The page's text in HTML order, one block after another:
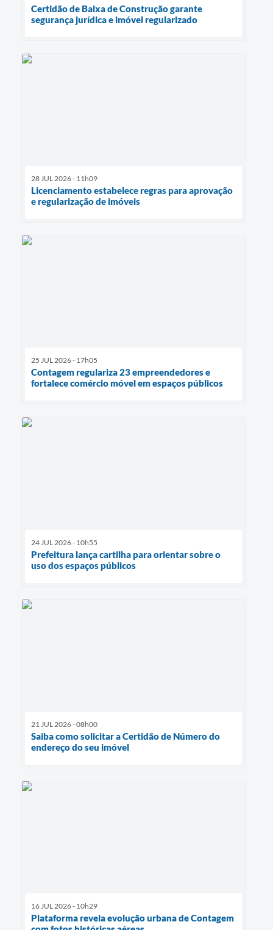
Certidão de Baixa de Construção garante
segurança jurídica e imóvel regularizado
28 JUL 2026 - 11h09
Licenciamento estabelece regras para aprovação
e regularização de imóveis
25 JUL 2026 - 17h05
Contagem regulariza 23 empreendedores e
fortalece comércio móvel em espaços públicos
24 JUL 2026 - 10h55
Prefeitura lança cartilha para orientar sobre o
uso dos espaços públicos
21 JUL 2026 - 08h00
Saiba como solicitar a Certidão de Número do
endereço do seu imóvel
16 JUL 2026 - 10h29
Plataforma revela evolução urbana de Contagem